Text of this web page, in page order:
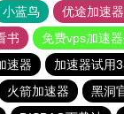
小蓝鸟 优途加速
书
免费vps加速
速器
加速器试用
火箭加速器
黑洞